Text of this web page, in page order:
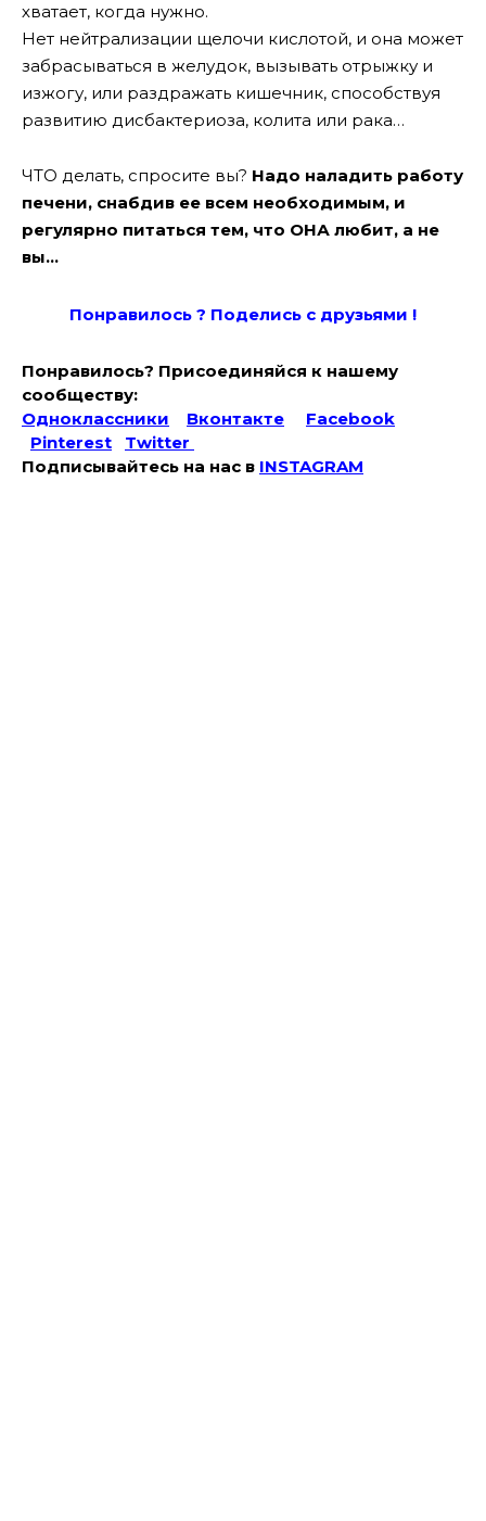
хватает, когда нужно.
Нет нейтрализации щелочи кислотой, и она может
забрасываться в желудок, вызывать отрыжку и
изжогу, или раздражать кишечник, способствуя
развитию дисбактериоза, колита или рака…
ЧТО делать, спросите вы? Надо наладить работу
печени, снабдив ее всем необходимым, и
регулярно питаться тем, что ОНА любит, а не
вы…
Понравилось ? Поделись с друзьями !
Понравилось? Присоединяйся к нашему
сообществу:
Одноклассники
Вконтакте
Facebook
Pinterest
Twitter
Подписывайтесь на наc в INSTAGRAM